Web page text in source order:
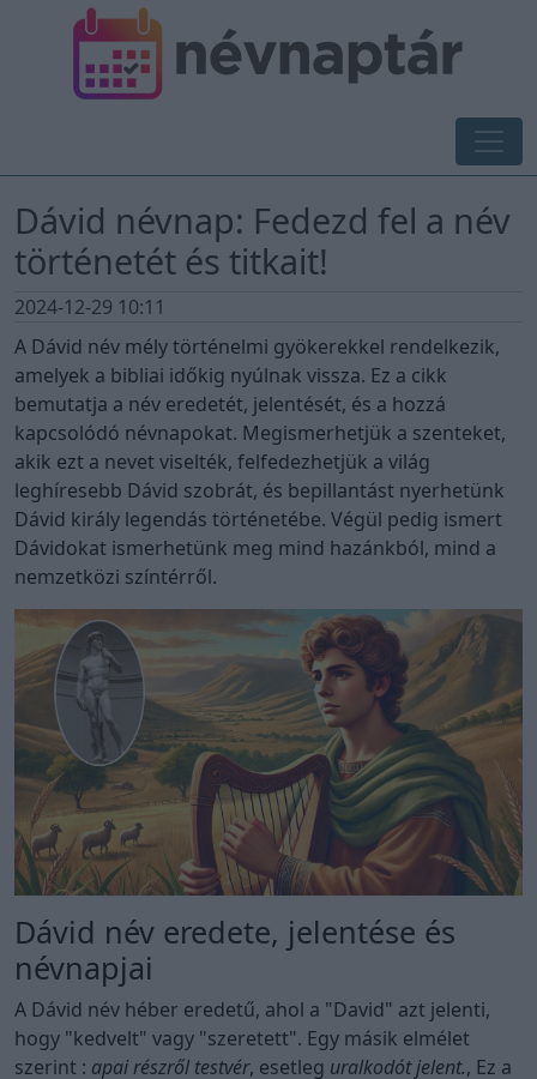
Dávid névnap: Fedezd fel a név
történetét és titkait!
2024-12-29 10:11
A Dávid név mély történelmi gyökerekkel rendelkezik,
amelyek a bibliai időkig nyúlnak vissza. Ez a cikk
bemutatja a név eredetét, jelentését, és a hozzá
kapcsolódó névnapokat. Megismerhetjük a szenteket,
akik ezt a nevet viselték, felfedezhetjük a világ
leghíresebb Dávid szobrát, és bepillantást nyerhetünk
Dávid király legendás történetébe. Végül pedig ismert
Dávidokat ismerhetünk meg mind hazánkból, mind a
nemzetközi színtérről.
Dávid név eredete, jelentése és
névnapjai
A Dávid név héber eredetű, ahol a "David" azt jelenti,
hogy "kedvelt" vagy "szeretett". Egy másik elmélet
szerint : apai részről testvér, esetleg uralkodót jelent., Ez a